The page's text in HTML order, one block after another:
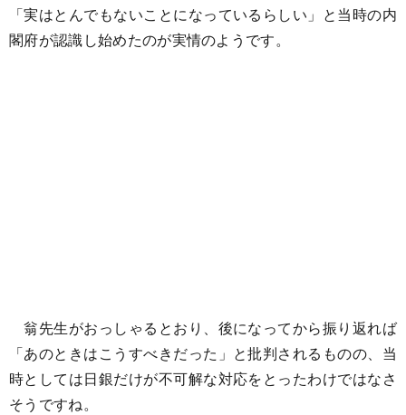
「実はとんでもないことになっているらしい」と当時の内
閣府が認識し始めたのが実情のようです。
翁先生がおっしゃるとおり、後になってから振り返れば
「あのときはこうすべきだった」と批判されるものの、当
時としては日銀だけが不可解な対応をとったわけではなさ
そうですね。